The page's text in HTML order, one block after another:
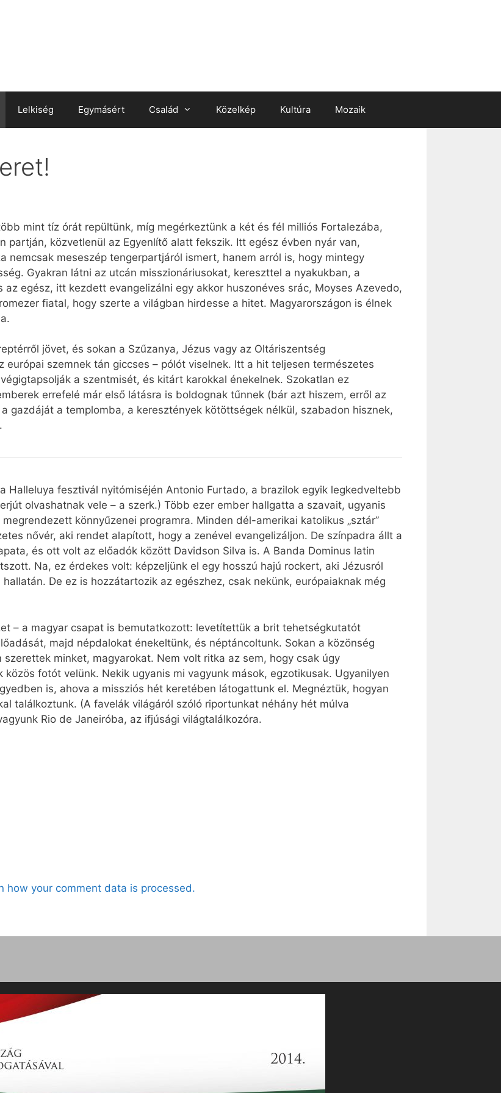
Lelkiség Egymásért Család Közelkép Kultúra Mozaik
mint tíz órát repültünk, míg megérkeztünk a két és fél milliós Fortalezába,
partján, közvetlenül az Egyenlítő alatt fekszik. Itt egész évben nyár van,
nemcsak meseszép tengerpartjáról ismert, hanem arról is, hogy mintegy
Gyakran látni az utcán misszionáriusokat, kereszttel a nyakukban, a
az egész, itt kezdett evangelizálni egy akkor huszonéves srác, Moyses Azevedo,
fiatal, hogy szerte a világban hirdesse a hitet. Magyarországon is élnek
jövet, és sokan a Szűzanya, Jézus vagy az Oltáriszentség
szemnek tán giccses – pólót viselnek. Itt a hit teljesen természetes
a szentmisét, és kitárt karokkal énekelnek. Szokatlan ez
errefelé már első látásra is boldognak tűnnek (bár azt hiszem, erről az
gazdáját a templomba, a keresztények kötöttségek nélkül, szabadon hisznek,
Halleluya fesztivál nyitómiséjén Antonio Furtado, a brazilok egyik legkedveltebb
olvashatnak vele – a szerk.) Több ezer ember hallgatta a szavait, ugyanis
könnyűzenei programra. Minden dél-amerikai katolikus „sztár”
nővér, aki rendet alapított, hogy a zenével evangelizáljon. De színpadra állt a
és ott volt az előadók között Davidson Silva is. A Banda Dominus latin
Na, ez érdekes volt: képzeljünk el egy hosszú hajú rockert, aki Jézusról
De ez is hozzátartozik az egészhez, csak nekünk, európaiaknak még
– a magyar csapat is bemutatkozott: levetítettük a brit tehetségkutatót
majd népdalokat énekeltünk, és néptáncoltunk. Sokan a közönség
minket, magyarokat. Nem volt ritka az sem, hogy csak úgy
fotót velünk. Nekik ugyanis mi vagyunk mások, egzotikusak. Ugyanilyen
is, ahova a missziós hét keretében látogattunk el. Megnéztük, hogyan
találkoztunk. (A favelák világáról szóló riportunkat néhány hét múlva
Rio de Janeiróba, az ifjúsági világtalálkozóra.
how your comment data is processed.